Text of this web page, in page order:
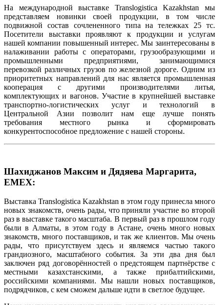
На международной выставке Translogistica Kazakhstan мы
представляем новинки своей продукции, в том числе
подвижной состав сочлененного типа на тележках 25 тс.
Посетители выставки проявляют к продукции и услугам
нашей компании повышенный интерес. Мы заинтересованы в
налаживании работы с операторами, грузообразующими и
промышленными предприятиями, занимающимися
перевозкой различных грузов по железной дороге. Одним из
приоритетных направлений для нас является промышленная
кооперация с другими производителями литья,
комплектующих и вагонов. Участие в крупнейшей выставке
транспортно-логистических услуг и технологий в
Центральной Азии позволит нам еще лучше понять
требования местного рынка и сформировать
конкурентоспособное предложение с нашей стороны.
Шахиджанов Максим и Дядяева Маргарита,
EMEX:
Выставка Translogistica Kazakhstan в этом году принесла много
новых знакомств, очень рады, что приняли участие во второй
раз в выставке такого масштаба. В первый раз в прошлом году
были в Алматы, в этом году в Астане, очень много новых
знакомств, много поставщиков, и так же клиентов. Мы очень
рады, что присутствуем здесь и являемся частью такого
грандиозного, масштабного события. За эти два дня был
заключен ряд договорённостей о предстоящем партнёрстве с
местными казахстанскими, а также прибалтийскими,
российскими компаниями. Мы нашли новых поставщиков,
подрядчиков, с кем сможем дальше идти в светлое будущее.